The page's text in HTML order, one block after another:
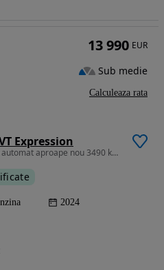
Expression
999 cm3 • 90 CP • Dacia Sandero automat aproape nou 3490 km reali 2024
2024
13 990 EUR
Sub medie
Calculeaza rata